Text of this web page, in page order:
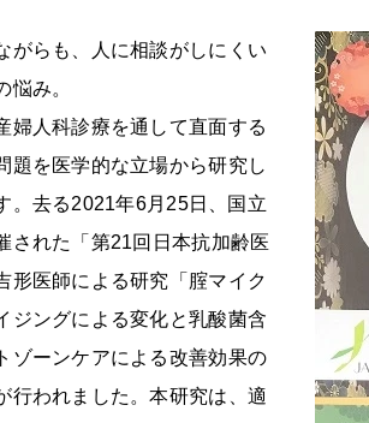
がらも、人に相談がしにくい
悩み。
婦人科診療を通して直面する
題を医学的な立場から研究し
。去る2021年6月25日、国立
された「第21回日本抗加齢医
形医師による研究「腟マイク
ジングによる変化と乳酸菌含
ゾーンケアによる改善効果の
行われました。本研究は、適